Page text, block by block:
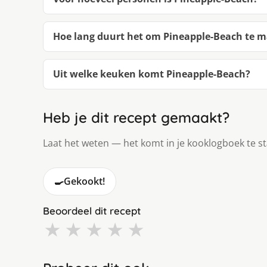
Hoe lang duurt het om Pineapple-Beach te
Uit welke keuken komt Pineapple-Beach?
Heb je dit recept gemaakt?
Laat het weten — het komt in je kooklogboek te
🍳Gekookt!
Beoordeel dit recept
★ ★ ★ ★ ★